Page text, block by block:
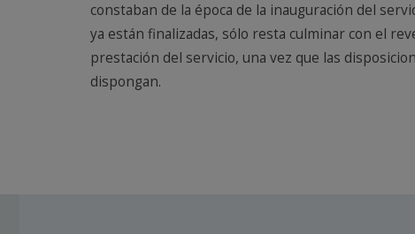
constaban de la época de la inauguración del
ya están finalizadas, sólo resta culminar con el
prestación del servicio, una vez que las
dispongan.